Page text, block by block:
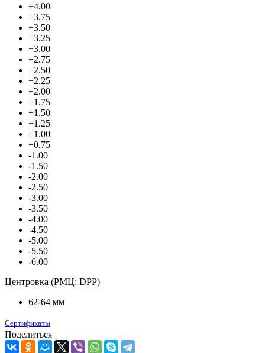
+4.00
+3.75
+3.50
+3.25
+3.00
+2.75
+2.50
+2.25
+2.00
+1.75
+1.50
+1.25
+1.00
+0.75
-1.00
-1.50
-2.00
-2.50
-3.00
-3.50
-4.00
-4.50
-5.00
-5.50
-6.00
Центровка (РМЦ; DPP)
62-64 мм
Сертификаты
Поделиться